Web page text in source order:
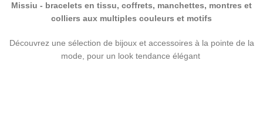
Missiu - bracelets en tissu, coffrets, manchettes, montres et
colliers aux multiples couleurs et motifs
Découvrez une sélection de bijoux et accessoires à la pointe de la
mode, pour un look tendance élégant